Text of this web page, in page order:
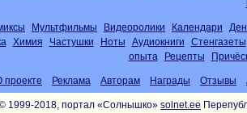
Мультфильмы Видеоролики Календари
Химия Частушки Ноты Аудиокниги
Стенгазеты
опыта
Рецепты
проекте Реклама Авторам Награды Отзывы
1999-2018, портал «Солнышко» solnet.ee